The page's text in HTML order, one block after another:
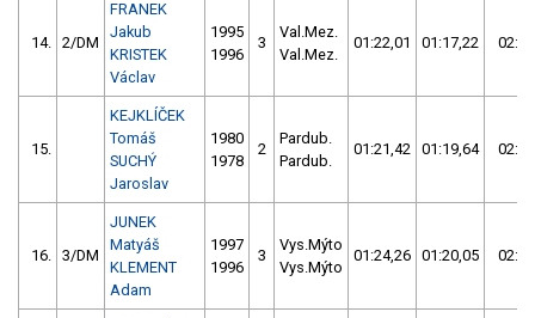
14. 2/DM
FRANEK
Jakub
KRISTEK
Václav
1995
1996
3
Val.Mez.
Val.Mez.
01:22,01 01:17,22
15.
KEJKLÍČEK
Tomáš
SUCHÝ
Jaroslav
1980
1978
2
Pardub.
Pardub.
01:21,42 01:19,64
16. 3/DM
JUNEK
Matyáš
KLEMENT
Adam
1997
1996
3
Vys.Mýto
Vys.Mýto
01:24,26 01:20,05